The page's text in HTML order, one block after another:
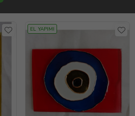
EL YAPIMI